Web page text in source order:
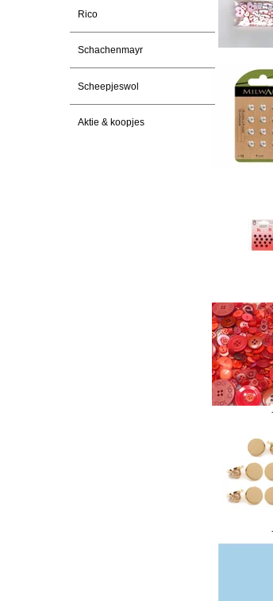
Rico
Schachenmayr
Scheepjeswol
Aktie & koopjes